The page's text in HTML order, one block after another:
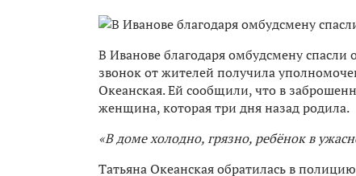
В Иванове благодаря омбудсмену
звонок от жителей получила
Океанская. Ей сообщили, что в
женщина, которая три дня назад родила.
«В доме холодно, грязно, ребёнок в
Татьяна Океанская обратилась в